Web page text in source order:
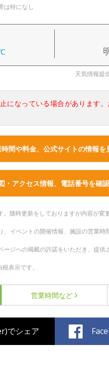
は特になし
天気情報提
になっている場合があります
間や料金、公式サイトの情報を
・アクセス情報、電話番号を確
随時更新をしておりますが内容が変
イベントの開催情報、施設の営業時
ジへの掲載の許諾をいただき、提供
表示です。
営業時間など
でシェア